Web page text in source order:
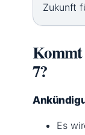
Zukunft
Kommt
7?
Es